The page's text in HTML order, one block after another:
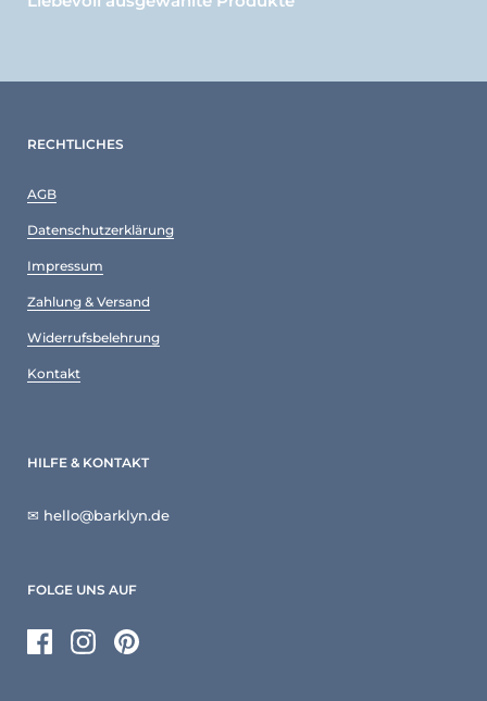
RECHTLICHES
AGB
Datenschutzerklärung
Impressum
Zahlung & Versand
Widerrufsbelehrung
Kontakt
HILFE & KONTAKT
✉ hello@barklyn.de
FOLGE UNS AUF
FacebookInstagramPinterest